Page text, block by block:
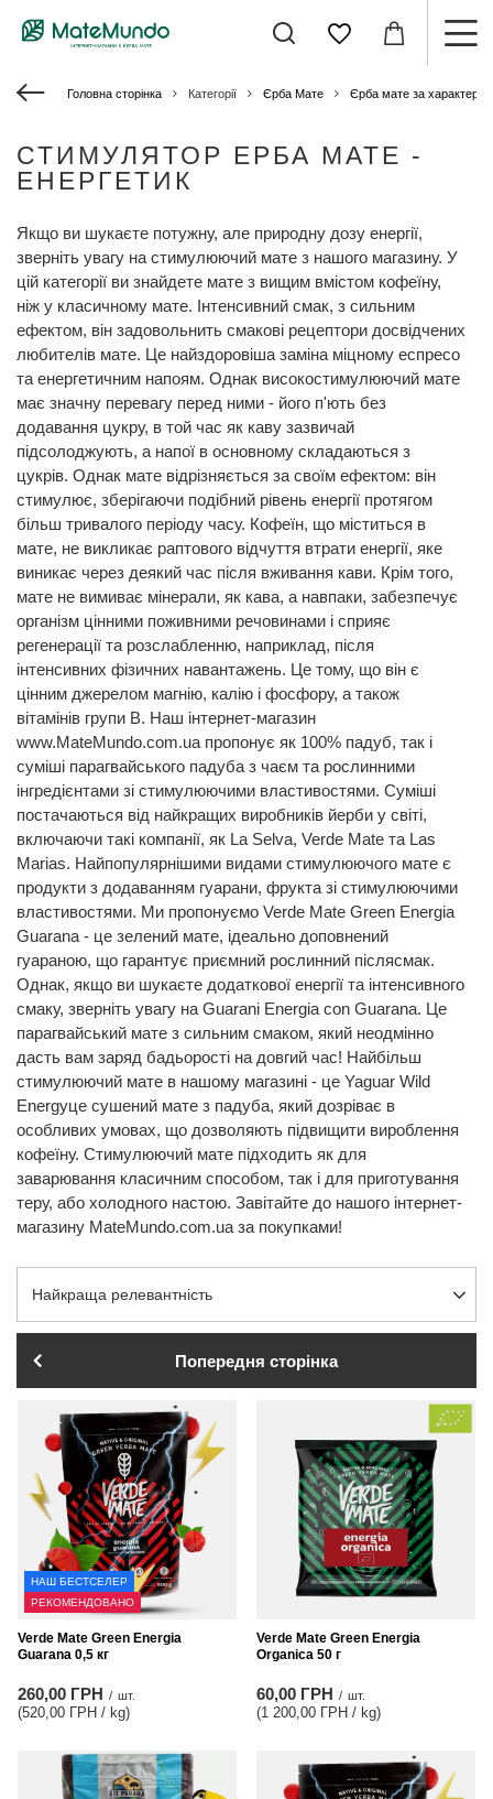
Головна сторінка Категорії Єрба Мате Єрба мате за
СТИМУЛЯТОР ЕРБА МАТЕ -
ЕНЕРГЕТИК
Якщо ви шукаєте потужну, але природну дозу енергії,
зверніть увагу на стимулюючий мате з нашого магазину. У
цій категорії ви знайдете мате з вищим вмістом кофеїну,
ніж у класичному мате. Інтенсивний смак, з сильним
ефектом, він задовольнить смакові рецептори досвідчених
любителів мате. Це найздоровіша заміна міцному еспресо
та енергетичним напоям. Однак високостимулюючий мате
має значну перевагу перед ними - його п'ють без
додавання цукру, в той час як каву зазвичай
підсолоджують, а напої в основному складаються з
цукрів. Однак мате відрізняється за своїм ефектом: він
стимулює, зберігаючи подібний рівень енергії протягом
більш тривалого періоду часу. Кофеїн, що міститься в
мате, не викликає раптового відчуття втрати енергії, яке
виникає через деякий час після вживання кави. Крім того,
мате не вимиває мінерали, як кава, а навпаки, забезпечує
організм цінними поживними речовинами і сприяє
регенерації та розслабленню, наприклад, після
інтенсивних фізичних навантажень. Це тому, що він є
цінним джерелом магнію, калію і фосфору, а також
вітамінів групи В. Наш інтернет-магазин
www.MateMundo.com.ua пропонує як 100% падуб, так і
суміші парагвайського падуба з чаєм та рослинними
інгредієнтами зі стимулюючими властивостями. Суміші
постачаються від найкращих виробників йерби у світі,
включаючи такі компанії, як La Selva, Verde Mate та Las
Marias. Найпопулярнішими видами стимулюючого мате є
продукти з додаванням гуарани, фрукта зі стимулюючими
властивостями. Ми пропонуємо Verde Mate Green Energia
Guarana - це зелений мате, ідеально доповнений
гуараною, що гарантує приємний рослинний післясмак.
Однак, якщо ви шукаєте додаткової енергії та інтенсивного
смаку, зверніть увагу на Guarani Energia con Guarana. Це
парагвайський мате з сильним смаком, який неодмінно
дасть вам заряд бадьорості на довгий час! Найбільш
стимулюючий мате в нашому магазині - це Yaguar Wild
Energyце сушений мате з падуба, який дозріває в
особливих умовах, що дозволяють підвищити вироблення
кофеїну. Стимулюючий мате підходить як для
заварювання класичним способом, так і для приготування
теру, або холодного настою. Завітайте до нашого інтернет-
магазину MateMundo.com.ua за покупками!
Змінити сортування
Найкраща релевантність
Попередня сторінка
НАШ БЕСТСЕЛЕР
РЕКОМЕНДОВАНО
Verde Mate Green Energia
Guarana 0,5 кг
260,00 ГРН / шт.
(520,00 ГРН / kg)
Verde Mate Green Energia
Organica 50 г
60,00 ГРН / шт.
(1 200,00 ГРН / kg)